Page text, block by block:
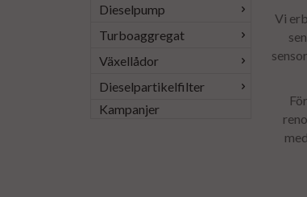
Dieselpump
Turboaggregat
Växellådor
Dieselpartikelfilter
Kampanjer
Vi